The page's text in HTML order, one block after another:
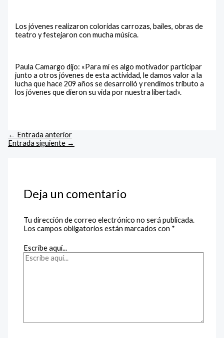
Los jóvenes realizaron coloridas carrozas, bailes, obras de
teatro y festejaron con mucha música.
Paula Camargo dijo: «Para mí es algo motivador participar
junto a otros jóvenes de esta actividad, le damos valor a la
lucha que hace 209 años se desarrolló y rendimos tributo a
los jóvenes que dieron su vida por nuestra libertad».
← Entrada anterior
Entrada siguiente →
Deja un comentario
Tu dirección de correo electrónico no será publicada.
Los campos obligatorios están marcados con *
Escribe aquí...